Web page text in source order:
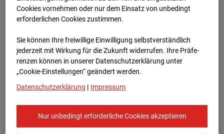
Zur Übersicht
Europe/Berlin
Cookies vornehmen oder nur dem Einsatz von unbedingt
erforderlichen Cookies zustimmen.
Sie können Ihre freiwillige Einwilligung selbstverständlich
jederzeit mit Wirkung für die Zukunft widerrufen. Ihre Prä­fe­
renzen können in unserer Datenschutzerklärung unter
„Cookie-Einstellungen“ geändert werden.
Datenschutzerklärung | Impressum
Nur unbedingt erforderliche Cookies akzeptieren